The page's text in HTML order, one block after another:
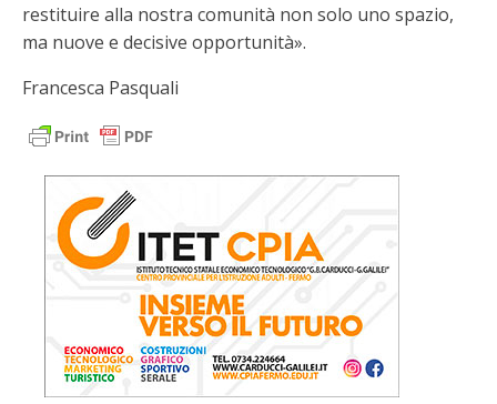
restituire alla nostra comunità non solo uno spazio,
ma nuove e decisive opportunità».
Francesca Pasquali